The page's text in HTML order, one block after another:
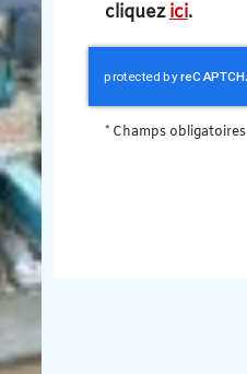
cliquezici.
* Champs obligatoires